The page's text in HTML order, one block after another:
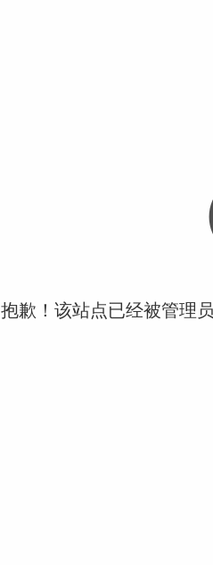
抱歉！该站点已经被管理